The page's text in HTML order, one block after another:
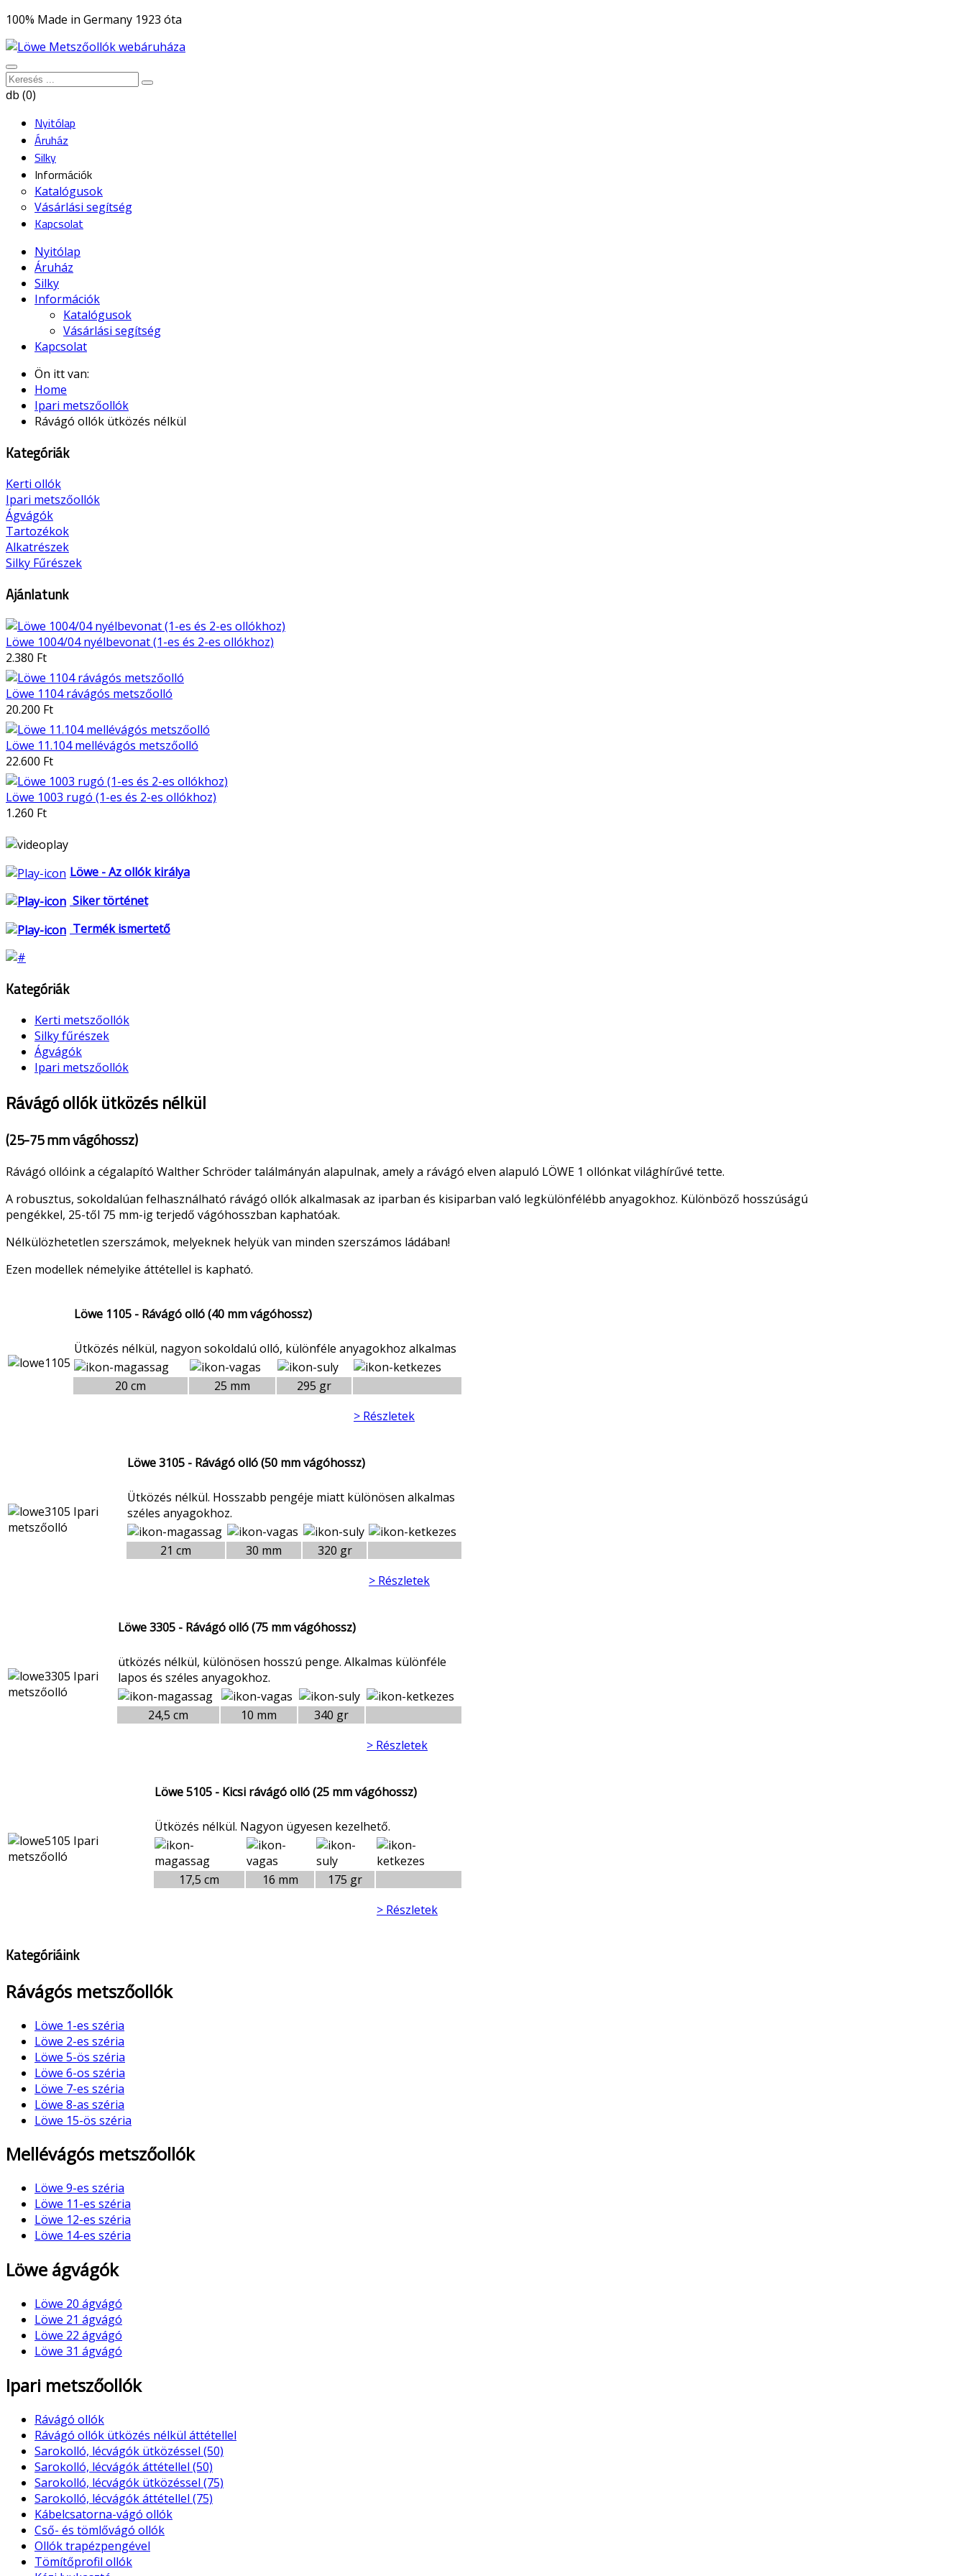
100% Made in Germany 1923 óta
db (0)
Nyitólap
Áruház
Silky
Információk
Katalógusok
Vásárlási segítség
Kapcsolat
Nyitólap
Áruház
Silky
Információk
Katalógusok
Vásárlási segítség
Kapcsolat
Ön itt van:
Home
Ipari metszőollók
Rávágó ollók ütközés nélkül
Kategóriák
Kerti ollók
Ipari metszőollók
Ágvágók
Tartozékok
Alkatrészek
Silky Fűrészek
Ajánlatunk
Löwe 1004/04 nyélbevonat (1-es és 2-es ollókhoz)
2.380 Ft
Löwe 1104 rávágós metszőolló
20.200 Ft
Löwe 11.104 mellévágós metszőolló
22.600 Ft
Löwe 1003 rugó (1-es és 2-es ollókhoz)
1.260 Ft
Löwe - Az ollók királya
Siker történet
Termék ismertető
Kategóriák
Kerti metszőollók
Silky fűrészek
Ágvágók
Ipari metszőollók
Rávágó ollók ütközés nélkül
(25-75 mm vágóhossz)
Rávágó ollóink a cégalapító Walther Schröder találmányán alapulnak, amely a rávágó elven alapuló LÖWE 1 ollónkat világhírűvé tette.
A robusztus, sokoldalúan felhasználható rávágó ollók alkalmasak az iparban és kisiparban való legkülönfélébb anyagokhoz. Különböző hosszúságú
pengékkel, 25-től 75 mm-ig terjedő vágóhosszban kaphatóak.
Nélkülözhetetlen szerszámok, melyeknek helyük van minden szerszámos ládában!
Ezen modellek némelyike áttétellel is kapható.
Löwe 1105 - Rávágó olló (40 mm vágóhossz)
Ütközés nélkül, nagyon sokoldalú olló, különféle anyagokhoz alkalmas
20 cm 25 mm
295 gr
> Részletek
Löwe 3105 - Rávágó olló (50 mm vágóhossz)
Ütközés nélkül. Hosszabb pengéje miatt különösen alkalmas
széles anyagokhoz.
21 cm 30 mm
320 gr
> Részletek
Löwe 3305 - Rávágó olló (75 mm vágóhossz)
ütközés nélkül, különösen hosszú penge. Alkalmas különféle
lapos és széles anyagokhoz.
24,5 cm 10 mm
340 gr
> Részletek
Löwe 5105 - Kicsi rávágó olló (25 mm vágóhossz)
Ütközés nélkül. Nagyon ügyesen kezelhető.
17,5 cm 16 mm
175 gr
> Részletek
Kategóriáink
Rávágós metszőollók
Löwe 1-es széria
Löwe 2-es széria
Löwe 5-ös széria
Löwe 6-os széria
Löwe 7-es széria
Löwe 8-as széria
Löwe 15-ös széria
Mellévágós metszőollók
Löwe 9-es széria
Löwe 11-es széria
Löwe 12-es széria
Löwe 14-es széria
Löwe ágvágók
Löwe 20 ágvágó
Löwe 21 ágvágó
Löwe 22 ágvágó
Löwe 31 ágvágó
Ipari metszőollók
Rávágó ollók
Rávágó ollók ütközés nélkül áttétellel
Sarokolló, lécvágók ütközéssel (50)
Sarokolló, lécvágók áttétellel (50)
Sarokolló, lécvágók ütközéssel (75)
Sarokolló, lécvágók áttétellel (75)
Kábelcsatorna-vágó ollók
Cső- és tömlővágó ollók
Ollók trapézpengével
Tömítőprofil ollók